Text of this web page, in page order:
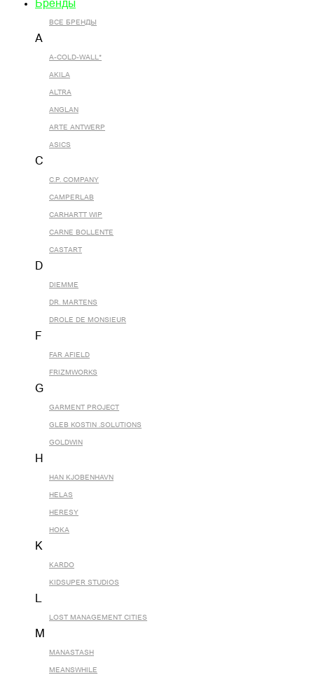
Бренды
ВСЕ БРЕНДЫ
A
A-COLD-WALL*
AKILA
ALTRA
ANGLAN
ARTE ANTWERP
ASICS
C
C.P. COMPANY
CAMPERLAB
CARHARTT WIP
CARNE BOLLENTE
CASTART
D
DIEMME
DR. MARTENS
DROLE DE MONSIEUR
F
FAR AFIELD
FRIZMWORKS
G
GARMENT PROJECT
GLEB KOSTIN .SOLUTIONS
GOLDWIN
H
HAN KJOBENHAVN
HELAS
HERESY
HOKA
K
KARDO
KIDSUPER STUDIOS
L
LOST MANAGEMENT CITIES
M
MANASTASH
MEANSWHILE